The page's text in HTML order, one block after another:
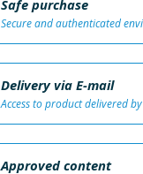
Safe purchase
Secure and authenticated
Delivery via E-mail
Access to product delivered
Approved content